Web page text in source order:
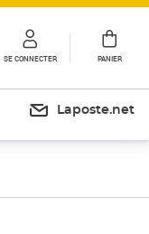
SE CONNECTER PANIER
Laposte.net